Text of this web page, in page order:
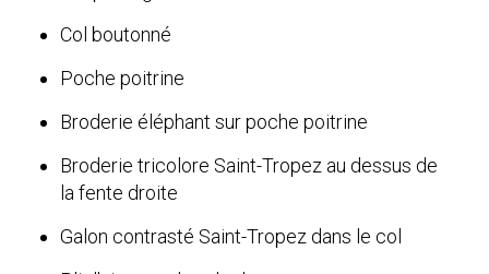
Col boutonné
Poche poitrine
Broderie éléphant sur poche poitrine
Broderie tricolore Saint-Tropez au dessus de
la fente droite
Galon contrasté Saint-Tropez dans le col